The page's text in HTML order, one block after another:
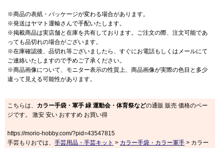
※商品の表紙・パッケージが変わる場合があります。
※発送はヤマト運輸さんで手配いたします。
※掲載商品は実店舗と在庫を共有しております。ご注文の際、注文可能であ
っても品切れの場合がございます。
※在庫確認後、品切れ等ございましたら、すぐにお電話もしくはメールにて
ご連絡いたしますので予めご了承ください。
※商品画像について、モニター表示の性質上、商品画像が実際の色目と多少
違って見える可能性があります。
こちらは、 カラー手袋・軍手 緑 運動会・体育祭などの通販 販売 価格のペー
ジです。 激安 安い おすすめ お買い得
https://morio-hobby.com/?pid=43547815
手芸もりおでは、 手芸用品・手芸キット > カラー手袋・カラー軍手 > カラー